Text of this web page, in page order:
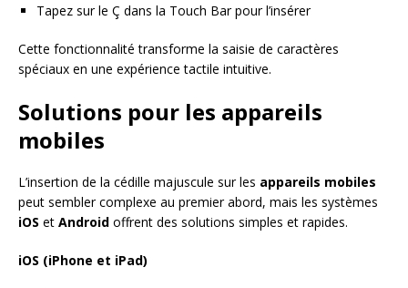
Tapez sur le Ç dans la Touch Bar pour l’insérer
Cette fonctionnalité transforme la saisie de caractères
spéciaux en une expérience tactile intuitive.
Solutions pour les appareils
mobiles
L’insertion de la cédille majuscule sur les appareils mobiles
peut sembler complexe au premier abord, mais les systèmes
iOS et Android offrent des solutions simples et rapides.
iOS (iPhone et iPad)